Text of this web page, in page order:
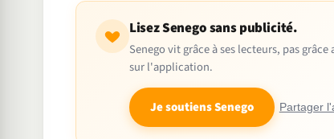
Lisez Senego sans publicité.
Senego vit grâce à ses lecteurs, pas
sur l'application.
Je soutiens Senego Partager